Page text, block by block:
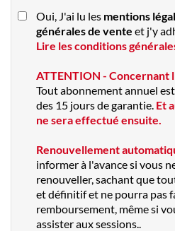
Oui, J'ai lu les mentions
générales de vente et j'y
Lire les conditions
ATTENTION - Concernant
Tout abonnement annuel
des 15 jours de garantie. Et
ne sera effectué ensuite.
Renouvellement
informer à l'avance si vous
renouveller, sachant que
et définitif et ne pourra pas
remboursement, même si
assister aux sessions..